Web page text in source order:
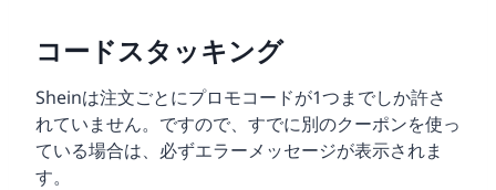
コードスタッキング
Sheinは注文ごとにプロモコードが1つまでしか許さ
れていません。ですので、すでに別のクーポンを使っ
ている場合は、必ずエラーメッセージが表示されま
す。